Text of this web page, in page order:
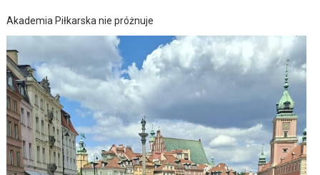
Akademia Piłkarska nie próżnuje